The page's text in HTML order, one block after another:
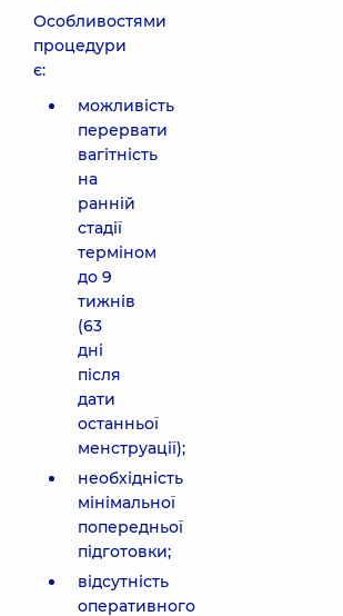
Особливостями
процедури
є:
можливість
перервати
вагітність
на
ранній
стадії
терміном
до 9
тижнів
(63
дні
після
дати
останньої
менструації);
необхідність
мінімальної
попередньої
підготовки;
відсутність
оперативного